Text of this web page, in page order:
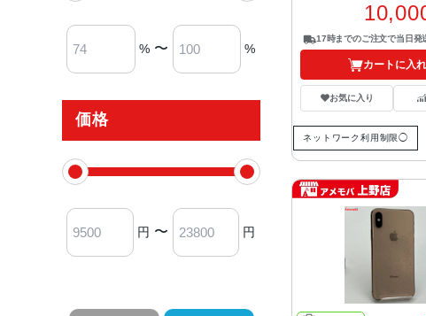
% 〜 %
価格
円 〜 円
17時までのご注文で当日発
カートに入
お気に入り
ネットワーク利用制限◯